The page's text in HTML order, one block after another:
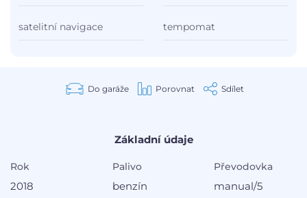
satelitní navigace tempomat
Do garáže Porovnat Sdílet
Základní údaje
Rok
2018
Palivo
benzín
Převodovka
manual/5